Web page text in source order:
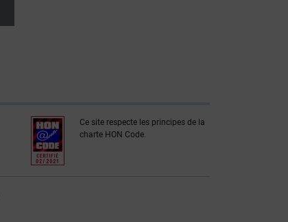
Ce site respecte les principes de la
charte HON Code.